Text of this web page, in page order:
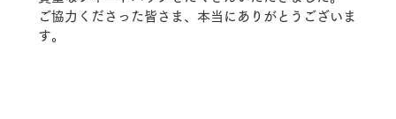
ご協力くださった皆さま、本当にありがとうございま
す。